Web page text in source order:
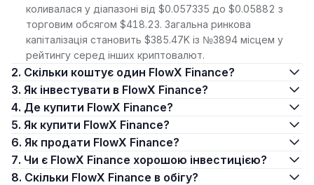
коливалася у діапазоні від $0.057335 до $0.05882 з
торговим обсягом $418.23. Загальна ринкова
капіталізація становить $385.47K із №3894 місцем у
рейтингу серед інших криптовалют.
2. Скільки коштує один FlowX Finance?
3. Як інвестувати в FlowX Finance?
4. Де купити FlowX Finance?
5. Як купити FlowX Finance?
6. Як продати FlowX Finance?
7. Чи є FlowX Finance хорошою інвестицією?
8. Скільки FlowX Finance в обігу?